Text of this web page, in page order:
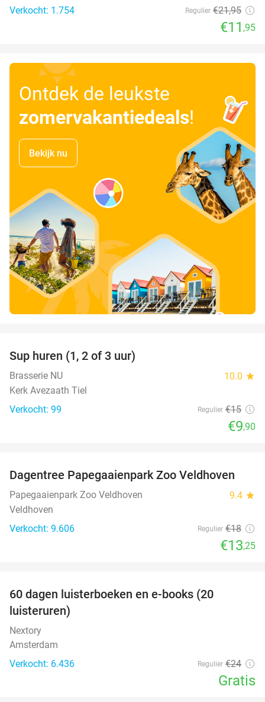
Verkocht: 1.754
Regulier €21,95
€11 ,95
Ontdek de leukste
zomervakantiedeals!
Bekijk nu
Sup huren (1, 2 of 3 uur)
Brasserie NU 10.0 star
Kerk Avezaath Tiel
Verkocht: 99
Regulier €15
€9,90
26%
Dagentree Papegaaienpark Zoo Veldhoven
Papegaaienpark Zoo Veldhoven 9.4 star
Veldhoven
Verkocht: 9.606
Regulier €18
€13,25
60 dagen luisterboeken en e-books (20
luisteruren)
Nextory
Amsterdam
Verkocht: 6.436
Regulier €24
Gratis